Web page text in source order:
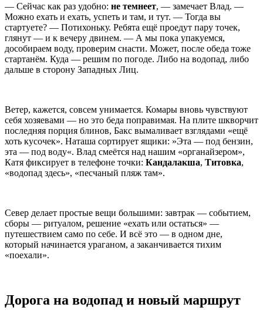
— Сейчас как раз удобно: не темнеет, — замечает Влад. —
Можно ехать и ехать, успеть и там, и тут. — Тогда вы
стартуете? — Потихоньку. Ребята ещё проедут пару точек,
глянут — и к вечеру двинем. — А мы пока упакуемся,
дособираем воду, проверим снасти. Может, после обеда тоже
стартанём. Куда — решим по погоде. Либо на водопад, либо
дальше в сторону Западных Лиц.
Ветер, кажется, совсем унимается. Комары вновь чувствуют
себя хозяевами — но это беда поправимая. На плите шкворчит
последняя порция блинов, Бакс вымаливает взглядами «ещё
хоть кусочек». Наташа сортирует ящики: »Эта — под бензин,
эта — под воду«. Влад смеётся над нашим «органайзером»,
Катя фиксирует в телефоне точки: Кандалакша, Титовка,
«водопад здесь», «песчаный пляж там».
Север делает простые вещи большими: завтрак — событием,
сборы — ритуалом, решение «ехать или остаться» —
путешествием само по себе. И всё это — в одном дне,
который начинается ураганом, а заканчивается тихим
«поехали».
Дорога на водопад и новый маршрут